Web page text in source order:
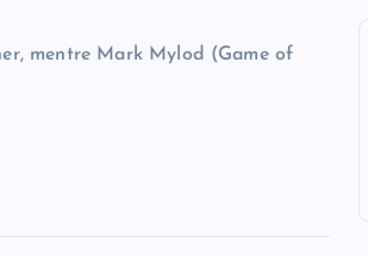
mentre Mark Mylod (Game of